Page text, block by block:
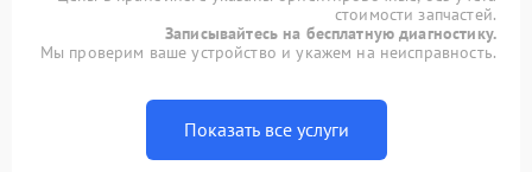
стоимости запчастей.
Записывайтесь на бесплатную диагностику.
Мы проверим ваше устройство и укажем на неисправность.
Показать все услуги